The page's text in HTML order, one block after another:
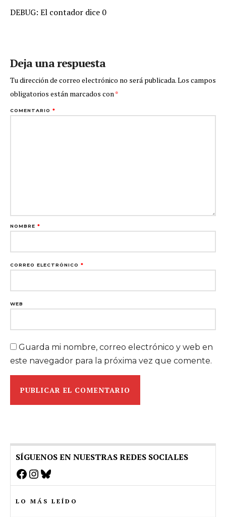
DEBUG: El contador dice 0
Deja una respuesta
Tu dirección de correo electrónico no será publicada.Los campos
obligatorios están marcados con*
COMENTARIO *
NOMBRE *
CORREO ELECTRÓNICO *
WEB
Guarda mi nombre, correo electrónico y web en
este navegador para la próxima vez que comente.
SÍGUENOS EN NUESTRAS REDES SOCIALES
Facebook
Instagram
Bluesky
LO MÁS LEÍDO